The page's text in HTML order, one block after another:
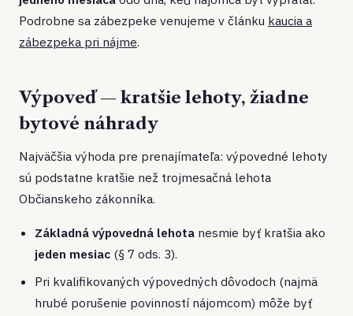
Podrobne sa zábezpeke venujeme v článku kaucia a
zábezpeka pri nájme.
Výpoveď — kratšie lehoty, žiadne
bytové náhrady
Najväčšia výhoda pre prenajímateľa: výpovedné lehoty
sú podstatne kratšie než trojmesačná lehota
Občianskeho zákonníka.
Základná výpovedná lehota nesmie byť kratšia ako
jeden mesiac (§ 7 ods. 3).
Pri kvalifikovaných výpovedných dôvodoch (najmä
hrubé porušenie povinností nájomcom) môže byť